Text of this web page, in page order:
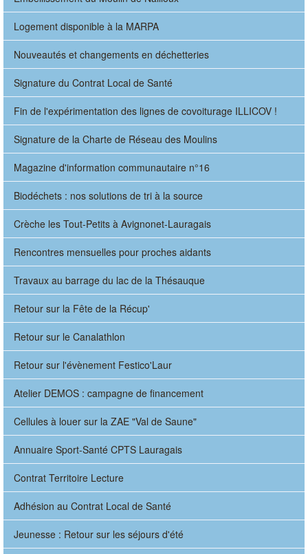
Logement disponible à la MARPA
Nouveautés et changements en déchetteries
Signature du Contrat Local de Santé
Fin de l'expérimentation des lignes de covoiturage ILLICOV !
Signature de la Charte de Réseau des Moulins
Magazine d'information communautaire n°16
Biodéchets : nos solutions de tri à la source
Crèche les Tout-Petits à Avignonet-Lauragais
Rencontres mensuelles pour proches aidants
Travaux au barrage du lac de la Thésauque
Retour sur la Fête de la Récup'
Retour sur le Canalathlon
Retour sur l'évènement Festico'Laur
Atelier DEMOS : campagne de financement
Cellules à louer sur la ZAE "Val de Saune"
Annuaire Sport-Santé CPTS Lauragais
Contrat Territoire Lecture
Adhésion au Contrat Local de Santé
Jeunesse : Retour sur les séjours d'été